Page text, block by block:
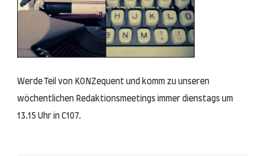
Werde Teil von KONZequent und komm zu unseren
wöchentlichen Redaktionsmeetings immer dienstags um
13.15 Uhr in C107.